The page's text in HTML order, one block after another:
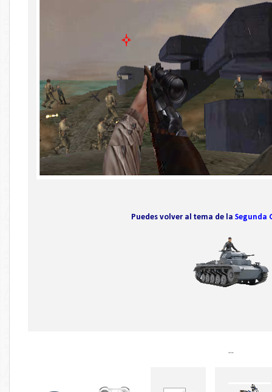
Puedes volver al tema de la Segunda
...